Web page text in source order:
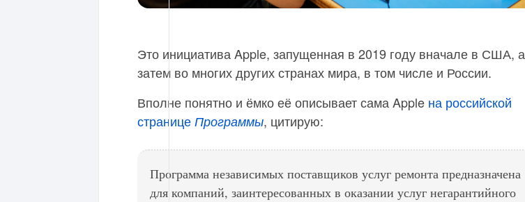
Это инициатива Apple, запущенная в 2019 году вначале в США, а
затем во многих других странах мира, в том числе и России.
Вполне понятно и ёмко её описывает сама Apple на российской
странице Программы, цитирую:
Программа независимых поставщиков услуг ремонта предназначена
для компаний, заинтересованных в оказании услуг негарантийного